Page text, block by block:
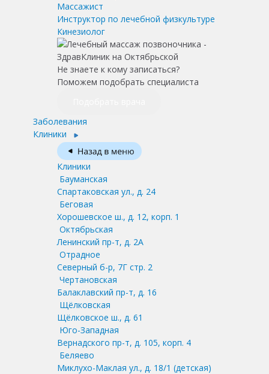
Массажист
Инструктор по лечебной физкультуре
Кинезиолог
Не знаете к кому записаться?
Поможем подобрать специалиста
Заболевания
Клиники
Клиники
Бауманская
Спартаковская ул., д. 24
Беговая
Хорошевское ш., д. 12, корп. 1
Октябрьская
Ленинский пр-т, д. 2А
Отрадное
Северный б-р, 7Г стр. 2
Чертановская
Балаклавский пр-т, д. 16
Щёлковская
Щёлковское ш., д. 61
Юго-Западная
Вернадского пр-т, д. 105, корп. 4
Беляево
Миклухо-Маклая ул., д. 18/1 (детская)